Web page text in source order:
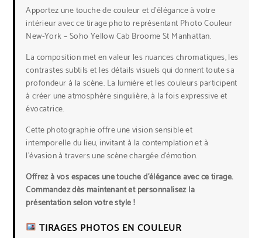
Apportez une touche de couleur et d’élégance à votre
intérieur avec ce tirage photo représentant Photo Couleur
New-York – Soho Yellow Cab Broome St Manhattan.
La composition met en valeur les nuances chromatiques, les
contrastes subtils et les détails visuels qui donnent toute sa
profondeur à la scène. La lumière et les couleurs participent
à créer une atmosphère singulière, à la fois expressive et
évocatrice.
Cette photographie offre une vision sensible et
intemporelle du lieu, invitant à la contemplation et à
l’évasion à travers une scène chargée d’émotion.
Offrez à vos espaces une touche d’élégance avec ce tirage.
Commandez dès maintenant et personnalisez la
présentation selon votre style !
TIRAGES PHOTOS EN COULEUR